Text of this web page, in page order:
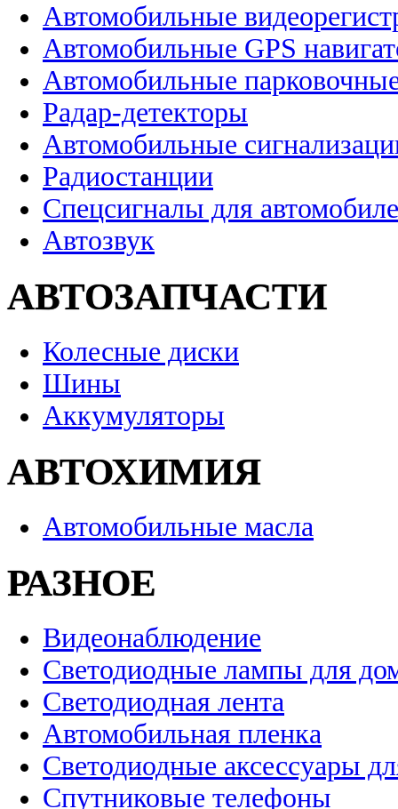
Автомобильные
Автомобильные GPS
Автомобильные
Радар-детекторы
Автомобильные
Радиостанции
Спецсигналы для
Автозвук
АВТОЗАПЧАСТИ
Колесные диски
Шины
Аккумуляторы
АВТОХИМИЯ
Автомобильные масла
РАЗНОЕ
Видеонаблюдение
Светодиодные лампы для
Светодиодная лента
Автомобильная пленка
Светодиодные аксессуары
Спутниковые телефоны